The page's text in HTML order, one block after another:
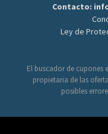
Contacto:
Ley de
El buscador de cupones
propietaria de las
posibles